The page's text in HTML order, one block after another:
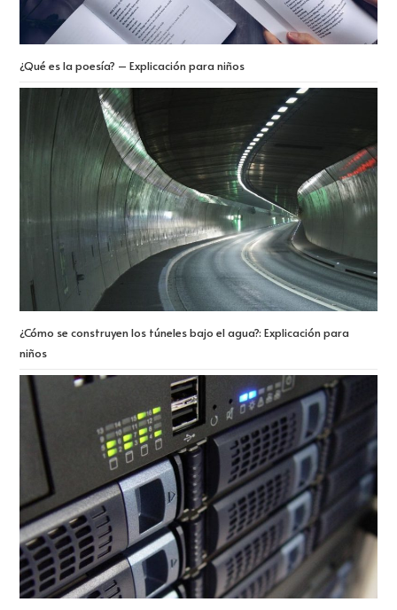
¿Qué es la poesía? – Explicación para niños
¿Cómo se construyen los túneles bajo el agua?: Explicación para
niños